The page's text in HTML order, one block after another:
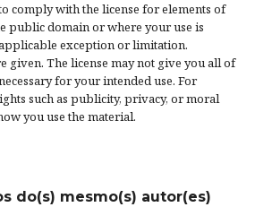
comply with the license for elements of
public domain or where your use is
exception or limitation.
given. The license may not give you all of
for your intended use. For
such as publicity, privacy, or moral
you use the material.
do(s) mesmo(s) autor(es)